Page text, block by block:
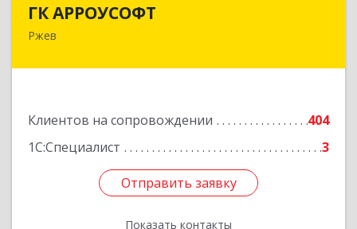
ГК АРРОУСОФТ
Ржев
Клиентов на сопровождении
404
1С:Специалист
3
Отправить заявку
Показать контакты
172381, Тверская обл, м.о. Ржевский, Ржев г,
Отправить заявку
Назад